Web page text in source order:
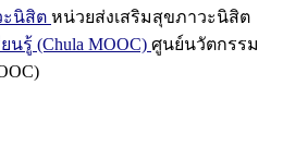
ะนิสิต หน่วยส่งเสริมสุขภาวะนิสิต
รู้ (Chula MOOC) ศูนย์นวัตกรรม